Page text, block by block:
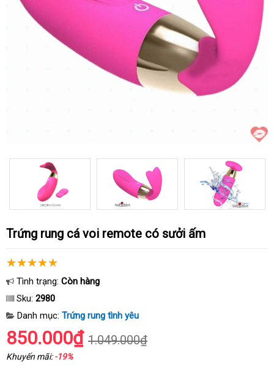
Trứng rung cá voi remote có sưởi ấm
Tình trạng: Còn hàng
Sku: 2980
Danh mục: Trứng rung tình yêu
850.000₫ 1.049.000₫
Khuyến mãi:-19%